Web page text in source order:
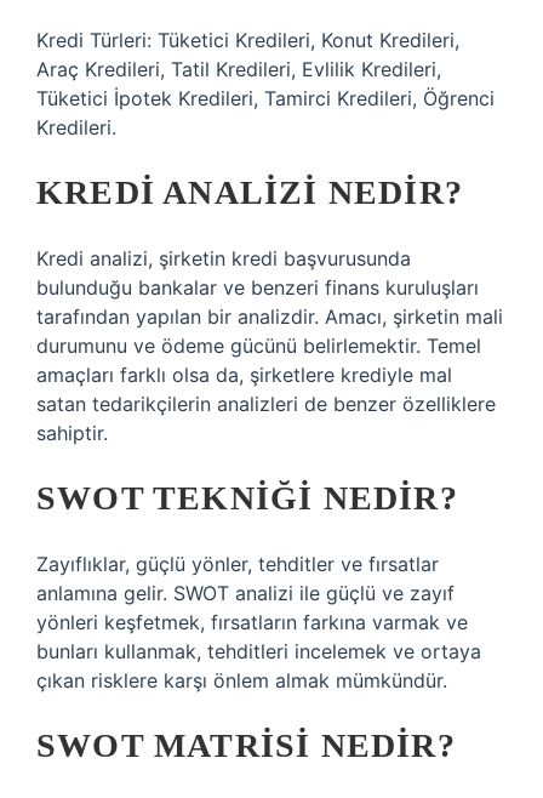
Kredi Türleri: Tüketici Kredileri, Konut Kredileri,
Araç Kredileri, Tatil Kredileri, Evlilik Kredileri,
Tüketici İpotek Kredileri, Tamirci Kredileri, Öğrenci
Kredileri.
KREDI ANALIZI NEDIR?
Kredi analizi, şirketin kredi başvurusunda
bulunduğu bankalar ve benzeri finans kuruluşları
tarafından yapılan bir analizdir. Amacı, şirketin mali
durumunu ve ödeme gücünü belirlemektir. Temel
amaçları farklı olsa da, şirketlere krediyle mal
satan tedarikçilerin analizleri de benzer özelliklere
sahiptir.
SWOT TEKNIĞI NEDIR?
Zayıflıklar, güçlü yönler, tehditler ve fırsatlar
anlamına gelir. SWOT analizi ile güçlü ve zayıf
yönleri keşfetmek, fırsatların farkına varmak ve
bunları kullanmak, tehditleri incelemek ve ortaya
çıkan risklere karşı önlem almak mümkündür.
SWOT MATRISI NEDIR?